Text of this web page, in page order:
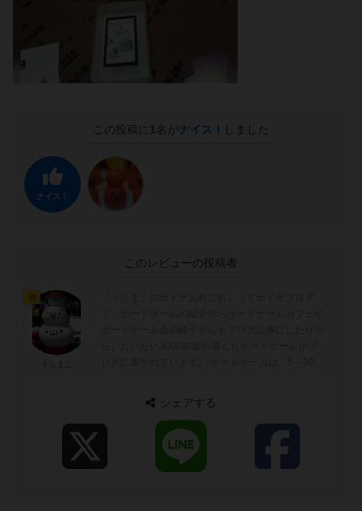
この投稿に 1 名がナイス！ しました
ナイス！
このレビューの投稿者
シェアする